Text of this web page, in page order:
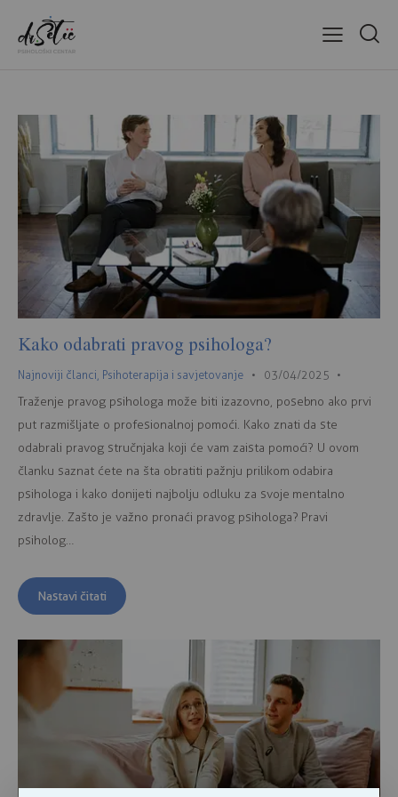
Kako odabrati pravog psihologa?
Najnoviji članci Psihoterapija i savjetovanje 03/04/2025
Traženje pravog psihologa može biti izazovno, posebno ako prvi
put razmišljate o profesionalnoj pomoći. Kako znati da ste
odabrali pravog stručnjaka koji će vam zaista pomoći? U ovom
članku saznat ćete na šta obratiti pažnju prilikom odabira
psihologa i kako donijeti najbolju odluku za svoje mentalno
zdravlje. Zašto je važno pronaći pravog psihologa? Pravi
psiholog…
Nastavi čitati